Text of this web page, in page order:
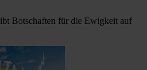
Botschaften für die Ewigkeit auf